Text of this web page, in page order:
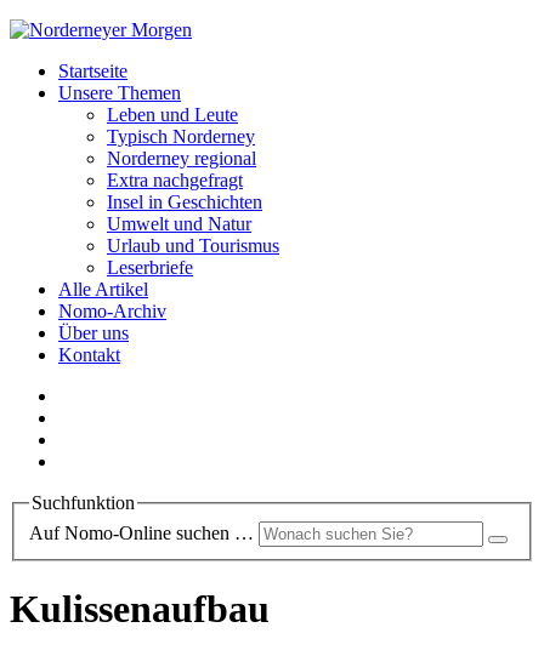
Startseite
Unsere Themen
Leben und Leute
Typisch Norderney
Norderney regional
Extra nachgefragt
Insel in Geschichten
Umwelt und Natur
Urlaub und Tourismus
Leserbriefe
Alle Artikel
Nomo-Archiv
Über uns
Kontakt
Suchfunktion
Auf Nomo-Online suchen …
Kulissenaufbau